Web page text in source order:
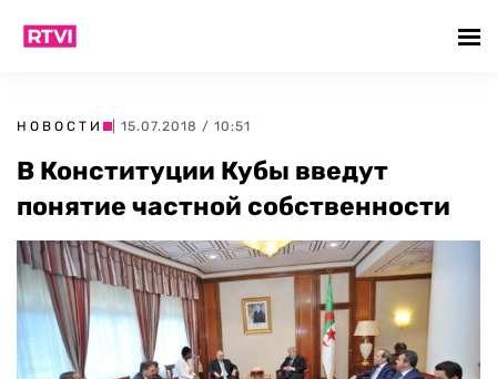
НОВОСТИ | 15.07.2018 / 10:51
В Конституции Кубы введут
понятие частной собственности